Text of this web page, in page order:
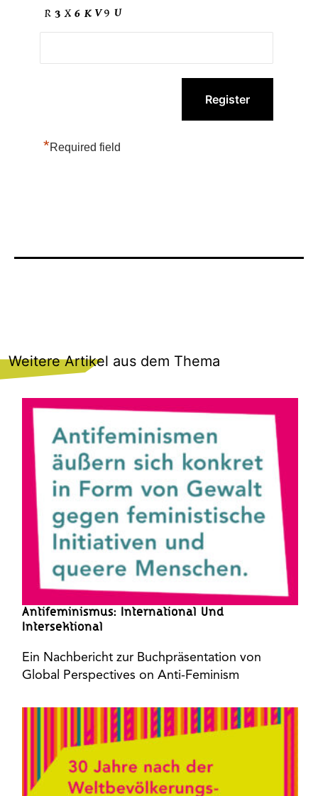
*Required field
Weitere Artikel aus dem Thema
Antifeminismus: International Und
Intersektional
Ein Nachbericht zur Buchpräsentation von
Global Perspectives on Anti-Feminism